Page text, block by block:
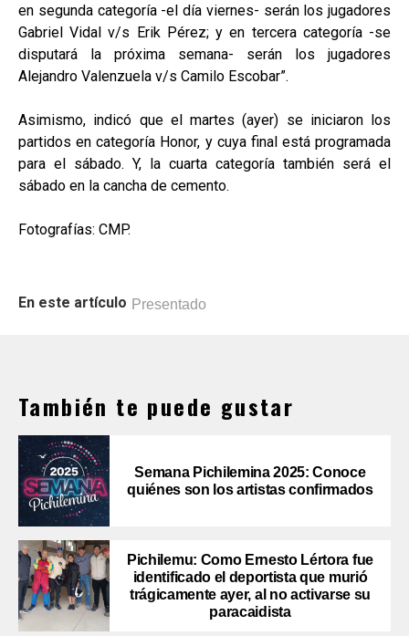
en segunda categoría -el día viernes- serán los jugadores
Gabriel Vidal v/s Erik Pérez; y en tercera categoría -se
disputará la próxima semana- serán los jugadores
Alejandro Valenzuela v/s Camilo Escobar”.
Asimismo, indicó que el martes (ayer) se iniciaron los
partidos en categoría Honor, y cuya final está programada
para el sábado. Y, la cuarta categoría también será el
sábado en la cancha de cemento.
Fotografías: CMP.
En este artículo Presentado
También te puede gustar
Semana Pichilemina 2025: Conoce
quiénes son los artistas confirmados
Pichilemu: Como Ernesto Lértora fue
identificado el deportista que murió
trágicamente ayer, al no activarse su
paracaidista